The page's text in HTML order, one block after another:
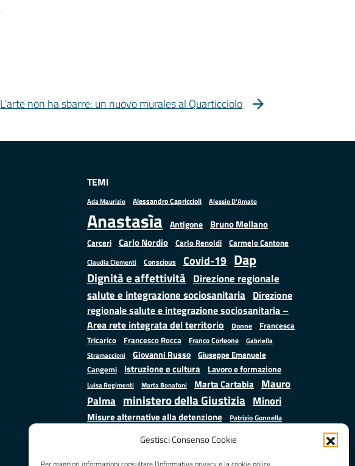
Gestisci Consenso Cookie
L’arte non ha sbarre: un nuovo murales al Quarticciolo
TEMI
Ada Maurizio Alessandro Capriccioli Alessio D'Amato
Anastasìa Antigone Bruno Mellano
Carceri Carlo Nordio Carlo Renoldi Carmelo Cantone
Claudia Clementi Conscious Covid-19 Dap
Dignità e affettività Direzione regionale
salute e integrazione sociosanitaria Direzione
regionale salute e integrazione sociosanitaria –
Area rete integrata del territorio
Donne
Francesca
Tricarico
Francesco Rocca Franco Corleone
Gabriella
Stramaccioni
Giovanni Russo Giuseppe Emanuele
Cangemi
Istruzione e cultura Lavoro e formazione
Luisa Regimenti Marta Bonafoni Marta Cartabia Mauro
Palma ministero della Giustizia Minori
Misure alternative alla detenzione Patrizio Gonnella
Samuele Ciambriello